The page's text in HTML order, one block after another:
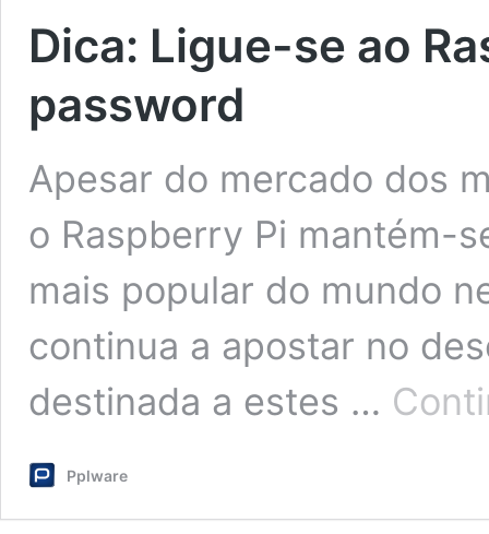
Dica: Ligue-se ao
password
Apesar do mercado dos
o Raspberry Pi mantém-
mais popular do mundo
continua a apostar no
destinada a estes …
Pplware